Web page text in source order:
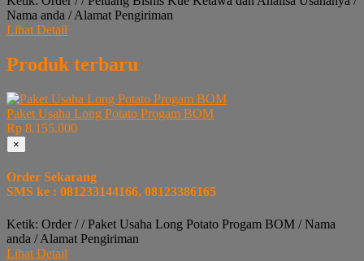
Nama anda / Alamat Pengiriman
Lihat Detail
Produk terbaru
Paket Usaha Long Potato Progam BOM
Rp 8.155.000
×
Order Sekarang
SMS ke : 081233144166, 08123386165
Ketik: Order / / Paket Usaha Long Potato Progam BOM / Nama
anda / Alamat Pengiriman
Lihat Detail